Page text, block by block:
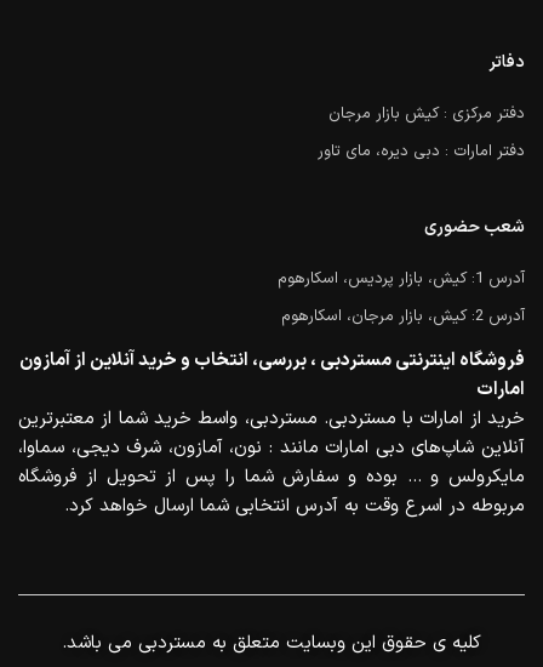
دفاتر
دفتر مرکزی : کیش بازار مرجان
دفتر امارات : دبی دیره، مای تاور
شعب حضوری
آدرس 1: کیش، بازار پردیس، اسکارهوم
آدرس 2: کیش، بازار مرجان، اسکارهوم
فروشگاه اینترنتی مستردبی ، بررسی، انتخاب و خرید آنلاین از آمازون
امارات
خرید از امارات با مستردبی. مستردبی، واسط خرید شما از معتبرترین
آنلاین شاپ‌های دبی امارات مانند : نون، آمازون، شرف دیجی، سماوا،
مایکرولس و … بوده و سفارش شما را پس از تحویل از فروشگاه
مربوطه در اسرع وقت به آدرس انتخابی شما ارسال خواهد کرد.
.کلیه ی حقوق این وبسایت متعلق به مستردبی می باشد